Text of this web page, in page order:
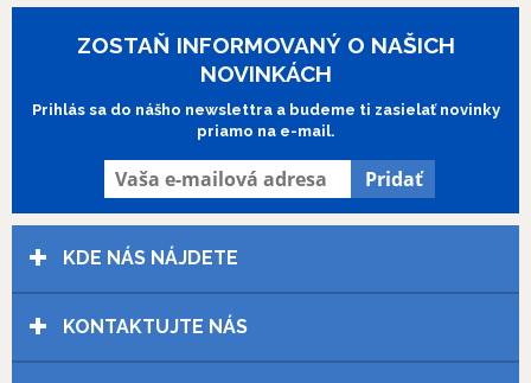
ZOSTAŇ INFORMOVANÝ O NAŠICH
NOVINKÁCH
Prihlás sa do nášho newslettra a budeme ti zasielať novinky
priamo na e-mail.
KDE NÁS NÁJDETE
KONTAKTUJTE NÁS